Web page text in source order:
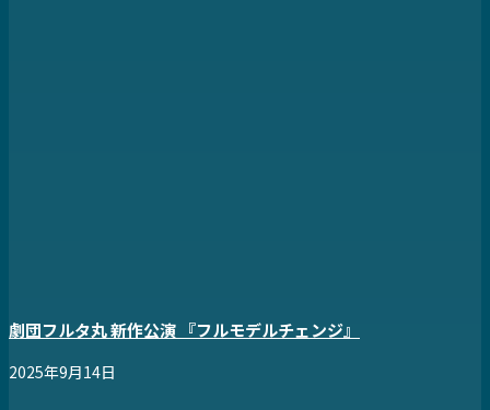
劇団フルタ丸 新作公演 『フルモデルチェンジ』
2025年9月14日